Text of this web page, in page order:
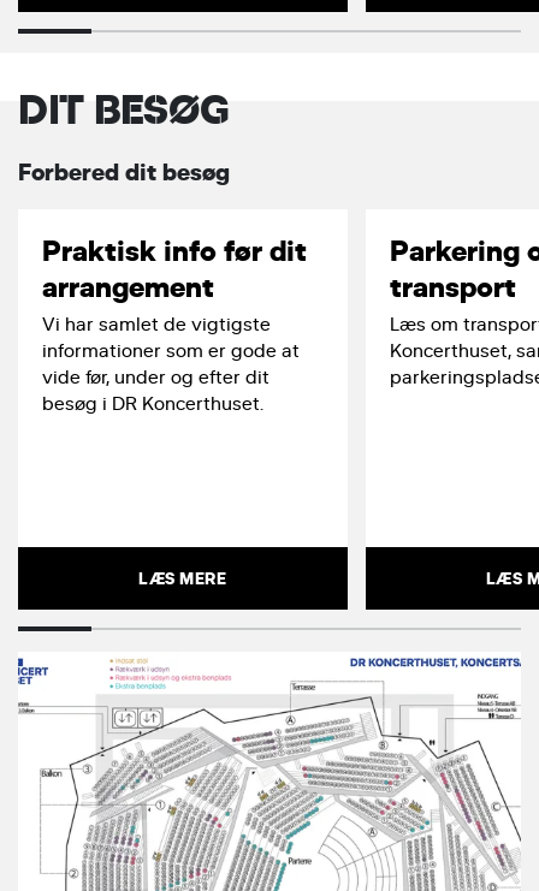
DIT BESØG
Forbered dit besøg
Praktisk info før dit
arrangement
Vi har samlet de vigtigste
informationer som er gode at
vide før, under og efter dit
besøg i DR Koncerthuset.
LÆS MERE
Parkering
transport
Læs om
Koncerthuset,
LÆS